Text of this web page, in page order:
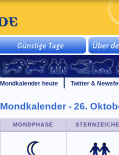
Mondkalender heute Twitter &
Mondkalender - 26.
MONDPHASE